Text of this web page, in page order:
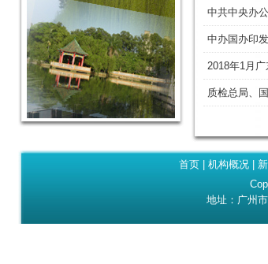
中共中央办
中办国办印
2018年1月
质检总局、
首页| 机构概况|
地址：广州